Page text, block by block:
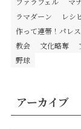
ラマダーン
レシ
作って連帯！パレ
教会
文化略奪
野球
アーカイブ